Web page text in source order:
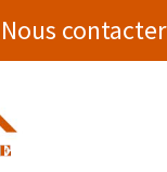
Nous contacter